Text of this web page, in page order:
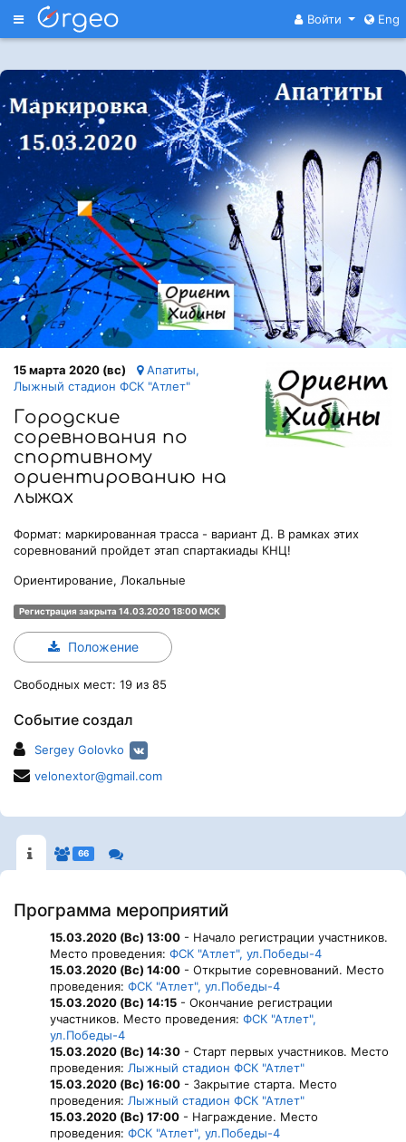
Меню Войти Eng
15 марта 2020 (вс)
Апатиты,
Лыжный стадион ФСК "Атлет"
Городские
соревнования по
спортивному
ориентированию на
лыжах
Формат: маркированная трасса - вариант Д. В рамках этих
соревнований пройдет этап спартакиады КНЦ!
Ориентирование, Локальные
Регистрация закрыта 14.03.2020 18:00 МСК
Положение
Свободных мест: 19 из 85
Событие создал
Sergey Golovko
velonextor@gmail.com
66
Программа мероприятий
15.03.2020 (Вс) 13:00 - Начало регистрации участников.
Место проведения: ФСК "Атлет", ул.Победы-4
15.03.2020 (Вс) 14:00 - Открытие соревнований. Место
проведения: ФСК "Атлет", ул.Победы-4
15.03.2020 (Вс) 14:15 - Окончание регистрации
участников. Место проведения: ФСК "Атлет",
ул.Победы-4
15.03.2020 (Вс) 14:30 - Старт первых участников. Место
проведения: Лыжный стадион ФСК "Атлет"
15.03.2020 (Вс) 16:00 - Закрытие старта. Место
проведения: Лыжный стадион ФСК "Атлет"
15.03.2020 (Вс) 17:00 - Награждение. Место
проведения: ФСК "Атлет", ул.Победы-4